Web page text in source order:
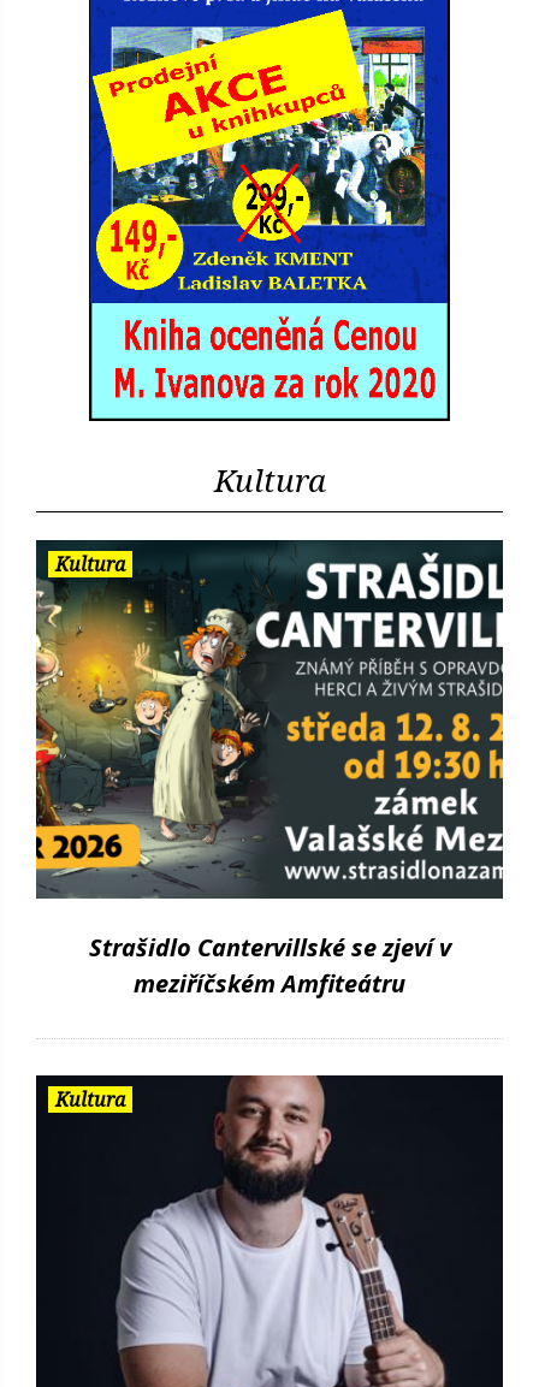
Kultura
Kultura
Strašidlo Cantervillské se zjeví v
meziříčském Amfiteátru
Kultura